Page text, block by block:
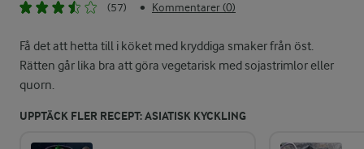
(57)
• Kommentarer (0)
Få det att hetta till i köket med kryddiga smaker från öst.
Rätten går lika bra att göra vegetarisk med sojastrimlor eller
quorn.
UPPTÄCK FLER RECEPT: ASIATISK KYCKLING